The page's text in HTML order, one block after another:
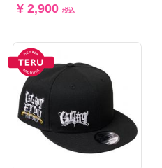
¥ 2,900 税込